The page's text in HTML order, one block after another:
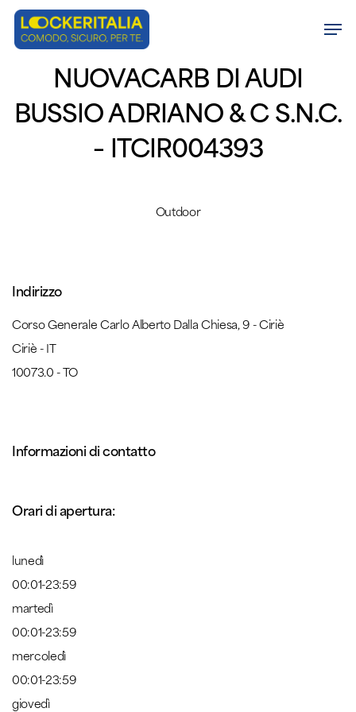
Skip
NUOVACARB DI AUDI
BUSSIO ADRIANO & C S.N.C.
– ITCIR004393
Outdoor
Indirizzo
Corso Generale Carlo Alberto Dalla Chiesa, 9 - Ciriè
Ciriè - IT
10073.0 - TO
Informazioni di contatto
Orari di apertura:
lunedì
00:01-23:59
martedì
00:01-23:59
mercoledì
00:01-23:59
giovedì